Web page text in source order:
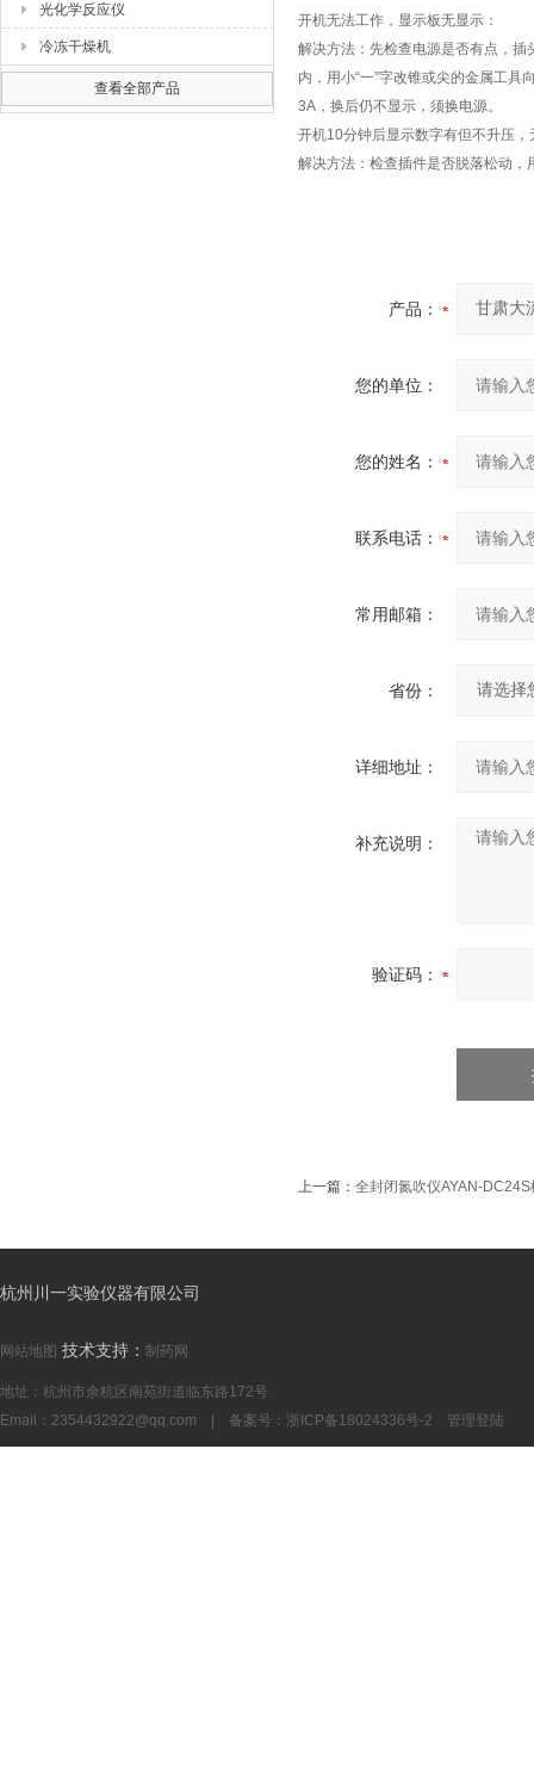
光化学反应仪
冷冻干燥机
查看全部产品
开机无法工作，显示板无显示：
解决方法：先检查电源是否有点，
内，用小“一”字改锥或尖的金属工具
3A ，换后仍不显示，须换电源。
开机10分钟后显示数字有但不升压，
解决方法：检查插件是否脱落松动，
产品：
您的单位：
您的姓名：
联系电话：
常用邮箱：
省份：
详细地址：
补充说明：
验证码：
上一篇： 全封闭氮吹仪AYAN-
杭州川一实验仪器有限公司
网站地图 技术支持： 制药网
地址：杭州市余杭区南苑街道临东路172号
Email： 2354432922@qq.com | 备案号： 浙ICP备18024336号-2 管理登陆